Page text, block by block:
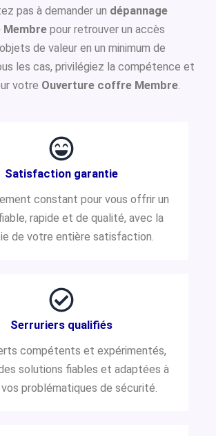
pas à demander un dépannage
pour retrouver un accès
de valeur en un minimum de
les cas, privilégiez la compétence et
votre Ouverture coffre Membre.
Satisfaction garantie
constant pour vous offrir un
rapide et de qualité, avec la
de votre entière satisfaction.
Serruriers qualifiés
compétents et expérimentés,
solutions fiables et adaptées à
problématiques de sécurité.